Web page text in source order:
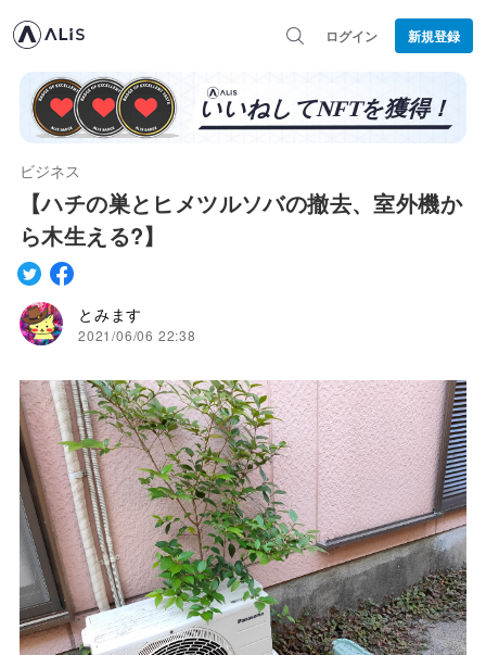
ログイン 新規登録
ビジネス
【ハチの巣とヒメツルソバの撤去、室外機か
ら木生える?】
とみます
2021/06/06 22:38